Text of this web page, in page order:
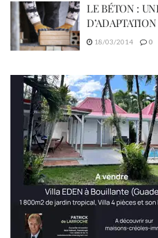
LE BÉTON :
D’ADAPTATION
18/03/2014 0